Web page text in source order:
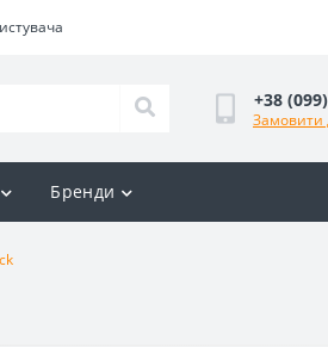
+38
Замовити
Бренди